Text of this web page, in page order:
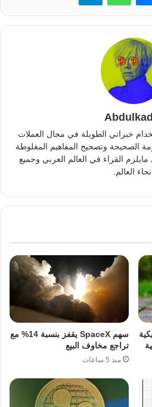
خبراتي الطويلة في مجال العملات
الصحيحة وتصحيح المفاهيم المغلوطة
القراء في العالم العربي وجميع
العالم.
سهم SpaceX يقفز بنسبة 14% مع
تراجع مخاوف البيع
منذ 5 ساعات